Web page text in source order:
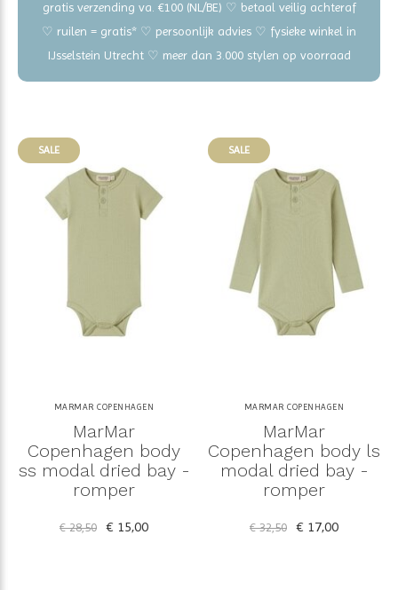
gratis verzending va. €100 (NL/BE) ♡ betaal veilig achteraf
♡ ruilen = gratis* ♡ persoonlijk advies ♡ fysieke winkel in
IJsselstein Utrecht ♡ meer dan 3.000 stylen op voorraad
SALE
MARMAR COPENHAGEN
MarMar
Copenhagen body
ss modal dried bay -
romper
€ 28,50 € 15,00
SALE
MARMAR COPENHAGEN
MarMar
Copenhagen body ls
modal dried bay -
romper
€ 32,50 € 17,00